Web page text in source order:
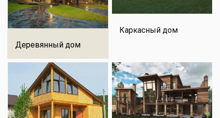
Деревянный дом
Каркасный дом